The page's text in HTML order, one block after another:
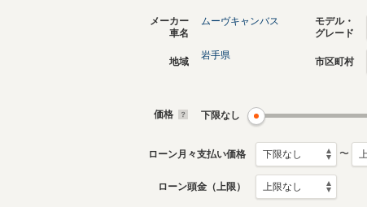
ムーヴキャンバスのカタログを見る
メーカー
車名
ムーヴキャンバス
モデル・
グレード
地域
岩手県
市区町村
価格 下限なし
ローン月々支払い価格 〜
ローン頭金（上限）